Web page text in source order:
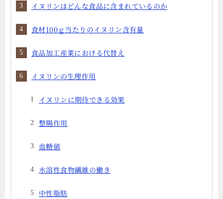
イヌリンはどんな食品に含まれているのか
食材100ｇ当たりのイヌリン含有量
食品加工産業における代替え
イヌリンの生理作用
イヌリンに期待できる効果
整腸作用
血糖値
水溶性食物繊維の働き
中性脂肪